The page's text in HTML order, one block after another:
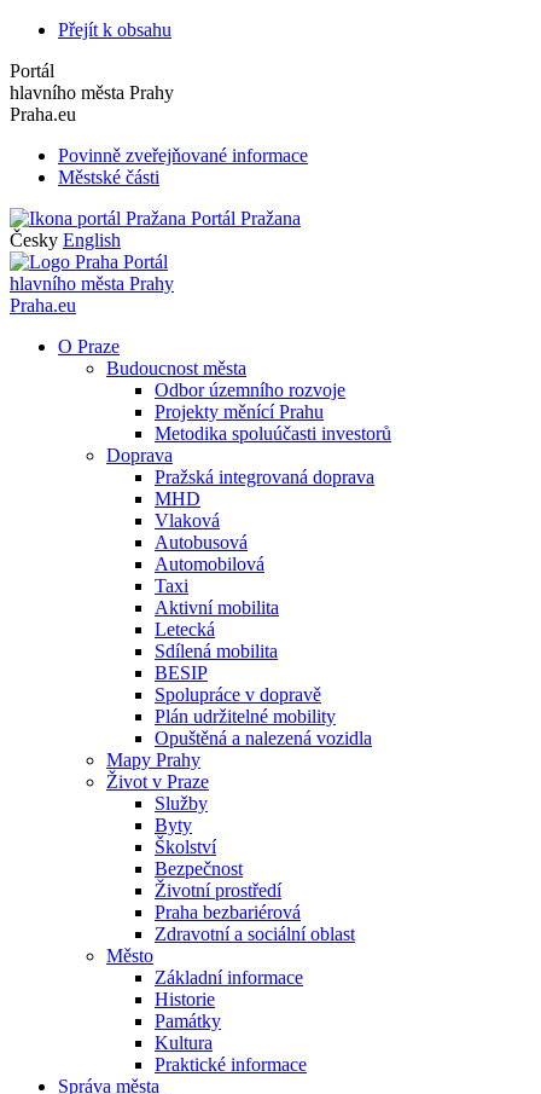
Přejít k obsahu
Portál
hlavního města Prahy
Praha.eu
Povinně zveřejňované informace
Městské části
Portál Pražana
Česky English
Portál
hlavního města Prahy
Praha.eu
O Praze
Budoucnost města
Odbor územního rozvoje
Projekty měnící Prahu
Metodika spoluúčasti investorů
Doprava
Pražská integrovaná doprava
MHD
Vlaková
Autobusová
Automobilová
Taxi
Aktivní mobilita
Letecká
Sdílená mobilita
BESIP
Spolupráce v dopravě
Plán udržitelné mobility
Opuštěná a nalezená vozidla
Mapy Prahy
Život v Praze
Služby
Byty
Školství
Bezpečnost
Životní prostředí
Praha bezbariérová
Zdravotní a sociální oblast
Město
Základní informace
Historie
Památky
Kultura
Praktické informace
Správa města